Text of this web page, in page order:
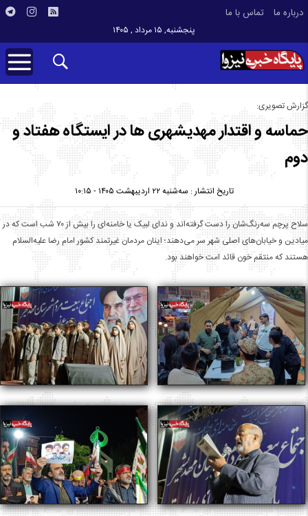
درباره ما تماس با ما
پنجشنبه, ۱۵ مرداد , ۱۴۰۵
گزارش تصویری:
حماسه و اقتدار مهدیشهری ها در ایستگاه هفتاد و
دوم
تاریخ انتشار : سه‌شنبه ۲۲ اردیبهشت ۱۴۰۵ - ۱۰:۱۵
سلاح پرچم سه‌رنگ‌شان را دست گرفته‌اند و ندای لبیک یا خامنه‌ای را بیش از ۷۰ شب است که در
میادین و خیابان‌های اصلی شهر سر می‌دهند؛ اینان مردمان غیرتمند کشور امام رضا علیه‌السلام
هستند که منتقم خون قائد امت خواهند بود.